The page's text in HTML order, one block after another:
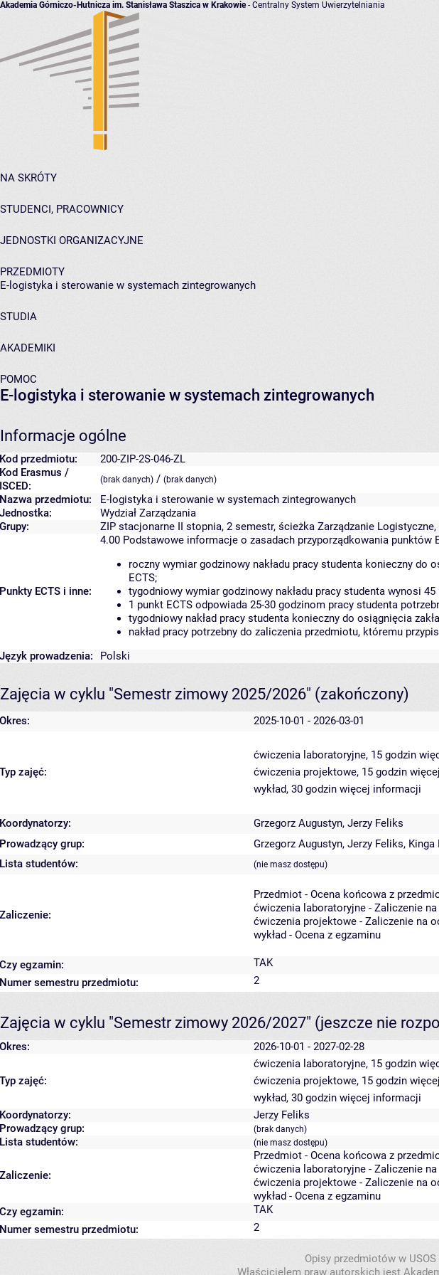
Akademia Górniczo-Hutnicza im. Stanisława Staszica w Krakowie- Centralny System Uwierzytelniania
NA SKRÓTY
STUDENCI, PRACOWNICY
JEDNOSTKI ORGANIZACYJNE
PRZEDMIOTY
E-logistyka i sterowanie w systemach zintegrowanych
STUDIA
AKADEMIKI
POMOC
E-logistyka i sterowanie w systemach zintegrowanych
Informacje ogólne
Kod przedmiotu:
200-ZIP-2S-046-ZL
Kod Erasmus /
ISCED:
(brak danych) / (brak danych)
Nazwa przedmiotu:
E-logistyka i sterowanie w systemach zintegrowanych
Jednostka:
Wydział Zarządzania
Grupy:
ZIP stacjonarne II stopnia, 2 semestr, ścieżka Zarządzanie
Punkty ECTS i inne:
4.00 Podstawowe informacje o zasadach przyporządkowania punktów
roczny wymiar godzinowy nakładu pracy studenta konieczny do
ECTS;
tygodniowy wymiar godzinowy nakładu pracy studenta wynosi 45
1 punkt ECTS odpowiada 25-30 godzinom pracy studenta
tygodniowy nakład pracy studenta konieczny do osiągnięcia
nakład pracy potrzebny do zaliczenia przedmiotu, któremu
Język prowadzenia:
Polski
Zajęcia w cyklu "Semestr zimowy 2025/2026" (zakończony)
Okres: 2025-10-01 - 2026-03-01
Typ zajęć:
ćwiczenia laboratoryjne, 15 godzin
ćwiczenia projektowe, 15 godzin
wykład, 30 godzin więcej informacji
Koordynatorzy: Grzegorz Augustyn, Jerzy Feliks
Prowadzący grup:
Grzegorz Augustyn, Jerzy Feliks, Kinga
Lista studentów:
(nie masz dostępu)
Zaliczenie:
Przedmiot - Ocena końcowa z
ćwiczenia laboratoryjne - Zaliczenie
ćwiczenia projektowe - Zaliczenie na
wykład - Ocena z egzaminu
Czy egzamin:
TAK
Numer semestru przedmiotu:
2
Zajęcia w cyklu "Semestr zimowy 2026/2027" (jeszcze nie
Okres: 2026-10-01 - 2027-02-28
Typ zajęć:
ćwiczenia laboratoryjne, 15 godzin
ćwiczenia projektowe, 15 godzin
wykład, 30 godzin więcej informacji
Koordynatorzy:
Jerzy Feliks
Prowadzący grup:
(brak danych)
Lista studentów: (nie masz dostępu)
Zaliczenie:
Przedmiot - Ocena końcowa z
ćwiczenia laboratoryjne - Zaliczenie
ćwiczenia projektowe - Zaliczenie na
wykład - Ocena z egzaminu
Czy egzamin:
TAK
Numer semestru przedmiotu:
2
Opisy przedmiotów w
Właścicielem praw autorskich jest